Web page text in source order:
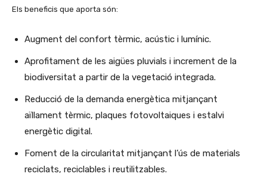
Els beneficis que aporta són:
Augment del confort tèrmic, acústic i lumínic.
Aprofitament de les aigües pluvials i increment de la
biodiversitat a partir de la vegetació integrada.
Reducció de la demanda energètica mitjançant
aïllament tèrmic, plaques fotovoltaiques i estalvi
energètic digital.
Foment de la circularitat mitjançant l’ús de materials
reciclats, reciclables i reutilitzables.